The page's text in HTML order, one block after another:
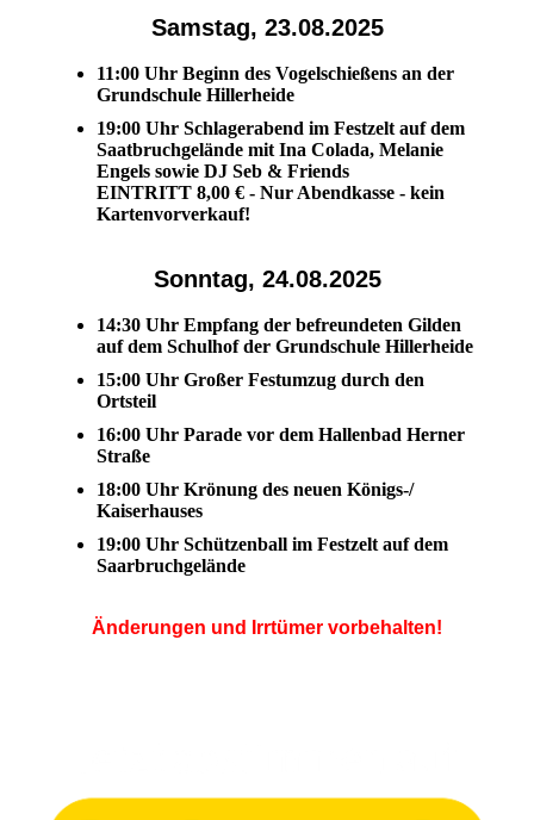
Samstag, 23.08.2025
11:00 Uhr Beginn des Vogelschießens an der
Grundschule Hillerheide
19:00 Uhr Schlagerabend im Festzelt auf dem
Saatbruchgelände mit Ina Colada, Melanie
Engels sowie DJ Seb & Friends
EINTRITT 8,00 € - Nur Abendkasse - kein
Kartenvorverkauf!
Sonntag, 24.08.2025
14:30 Uhr Empfang der befreundeten Gilden
auf dem Schulhof der Grundschule Hillerheide
15:00 Uhr Großer Festumzug durch den
Ortsteil
16:00 Uhr Parade vor dem Hallenbad Herner
Straße
18:00 Uhr Krönung des neuen Königs-/
Kaiserhauses
19:00 Uhr Schützenball im Festzelt auf dem
Saarbruchgelände
Änderungen und Irrtümer vorbehalten!